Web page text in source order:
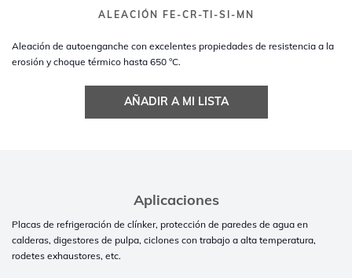
ALEACIÓN FE-CR-TI-SI-MN
Aleación de autoenganche con excelentes propiedades de resistencia a la
erosión y choque térmico hasta 650 °C.
AÑADIR A MI LISTA
Aplicaciones
Placas de refrigeración de clínker, protección de paredes de agua en
calderas, digestores de pulpa, ciclones con trabajo a alta temperatura,
rodetes exhaustores, etc.